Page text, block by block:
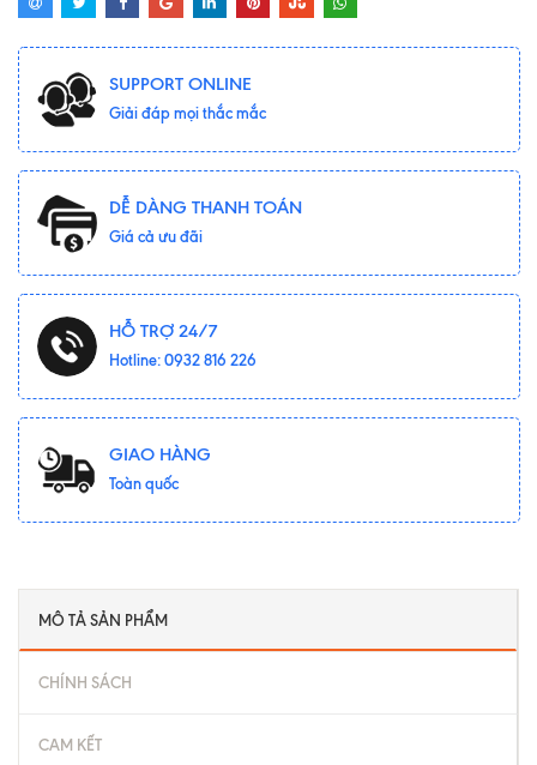
SUPPORT ONLINE
Giải đáp mọi thắc mắc
DỄ DÀNG THANH TOÁN
Giá cả ưu đãi
HỖ TRỢ 24/7
Hotline: 0932 816 226
GIAO HÀNG
Toàn quốc
MÔ TẢ SẢN PHẨM
CHÍNH SÁCH
CAM KẾT